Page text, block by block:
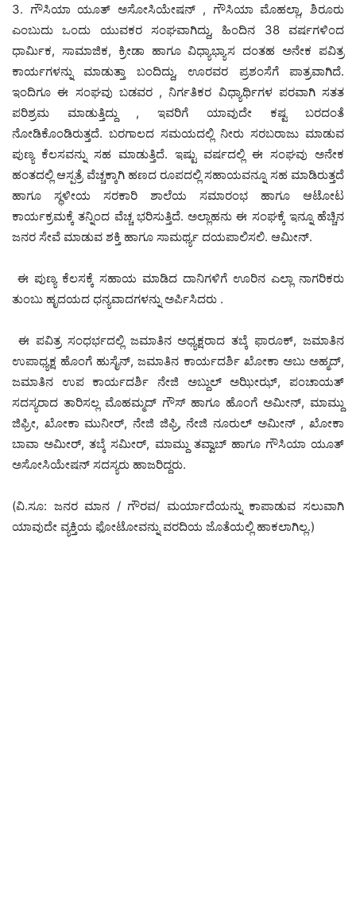
‌3. ಗೌಸಿಯಾ ಯೂತ್ ಅಸೋಸಿಯೇಷನ್ , ಗೌಸಿಯಾ ಮೊಹಲ್ಲಾ, ಶಿರೂರು
ಎಂಬುದು ಒಂದು ಯುವಕರ ಸಂಘವಾಗಿದ್ದು, ಹಿಂದಿನ 38 ವರ್ಷಗಳಿಂದ
ಧಾರ್ಮಿಕ, ಸಾಮಾಜಿಕ, ಕ್ರೀಡಾ ಹಾಗೂ ವಿಧ್ಯಾಭ್ಯಾಸ ದಂತಹ ಅನೇಕ ಪವಿತ್ರ
ಕಾರ್ಯಗಳನ್ನು ಮಾಡುತ್ತಾ ಬಂದಿದ್ದು, ಊರವರ ಪ್ರಶಂಸೆಗೆ ಪಾತ್ರವಾಗಿದೆ.
ಇಂದಿಗೂ ಈ ಸಂಘವು ಬಡವರ , ನಿರ್ಗತಿಕರ ವಿಧ್ಯಾರ್ಥಿಗಳ ಪರವಾಗಿ ಸತತ
ಪರಿಶ್ರಮ ಮಾಡುತ್ತಿದ್ದು , ಇವರಿಗೆ ಯಾವುದೇ ಕಷ್ಟ ಬರದಂತೆ
ನೋಡಿಕೊಂಡಿರುತ್ತದೆ. ಬರಗಾಲದ ಸಮಯದಲ್ಲಿ ನೀರು ಸರಬರಾಜು ಮಾಡುವ
ಪುಣ್ಯ ಕೆಲಸವನ್ನು ಸಹ ಮಾಡುತ್ತಿದೆ. ಇಷ್ಟು ವರ್ಷದಲ್ಲಿ ಈ ಸಂಘವು ಅನೇಕ
ಹಂತದಲ್ಲಿ ಆಸ್ಪತ್ರೆ ವೆಚ್ಚಕ್ಕಾಗಿ ಹಣದ ರೂಪದಲ್ಲಿ ಸಹಾಯವನ್ನೂ ಸಹ ಮಾಡಿರುತ್ತದೆ
ಹಾಗೂ ಸ್ಥಳೀಯ ಸರಕಾರಿ ಶಾಲೆಯ ಸಮಾರಂಭ ಹಾಗೂ ಆಟೋಟ
ಕಾರ್ಯಕ್ರಮಕ್ಕೆ ತನ್ನಿಂದ ವೆಚ್ಚ ಭರಿಸುತ್ತಿದೆ. ಅಲ್ಲಾಹನು ಈ ಸಂಘಕ್ಕೆ ಇನ್ನೂ ಹೆಚ್ಚಿನ
ಜನರ ಸೇವೆ ಮಾಡುವ ಶಕ್ತಿ ಹಾಗೂ ಸಾಮರ್ಥ್ಯ ದಯಪಾಲಿಸಲಿ. ಆಮೀನ್.
ಈ ಪುಣ್ಯ ಕೆಲಸಕ್ಕೆ ಸಹಾಯ ಮಾಡಿದ ದಾನಿಗಳಿಗೆ ಊರಿನ ಎಲ್ಲಾ ನಾಗರಿಕರು
ತುಂಬು ಹೃದಯದ ಧನ್ಯವಾದಗಳನ್ನು ಅರ್ಪಿಸಿದರು .
ಈ ಪವಿತ್ರ ಸಂಧರ್ಭದಲ್ಲಿ ಜಮಾತಿನ ಅಧ್ಯಕ್ಷರಾದ ತಬ್ಕೆ ಫಾರೂಕ್, ಜಮಾತಿನ
ಉಪಾಧ್ಯಕ್ಷ ಹೊಂಗೆ ಹುಸೈನ್, ಜಮಾತಿನ ಕಾರ್ಯದರ್ಶಿ ಖೋಕಾ ಅಬು ಅಹ್ಮದ್,
ಜಮಾತಿನ ಉಪ ಕಾರ್ಯದರ್ಶಿ ನೇಜಿ ಅಬ್ದುಲ್ ಅಝೀಝ್, ಪಂಚಾಯತ್
ಸದಸ್ಯರಾದ ತಾರಿಸಲ್ಲ ಮೊಹಮ್ಮದ್ ಗೌಸ್ ಹಾಗೂ ಹೊಂಗೆ ಅಮೀನ್, ಮಾಮ್ದು
ಜಿಫ್ರೀ, ಖೋಕಾ ಮುನೀರ್, ನೇಜಿ ಜಿಫ್ರಿ, ನೇಜಿ ನೂರುಲ್ ಅಮೀನ್ , ಖೋಕಾ
ಬಾವಾ ಅಮೀರ್, ತಬ್ಕೆ ಸಮೀರ್, ಮಾಮ್ದು ತವ್ವಾಬ್ ಹಾಗೂ ಗೌಸಿಯಾ ಯೂತ್
ಅಸೋಸಿಯೇಷನ್ ಸದಸ್ಯರು ಹಾಜರಿದ್ದರು.
(ವಿ.ಸೂ: ಜನರ ಮಾನ / ಗೌರವ/ ಮರ್ಯಾದೆಯನ್ನು ಕಾಪಾಡುವ ಸಲುವಾಗಿ
ಯಾವುದೇ ವ್ಯಕ್ತಿಯ ಫೋಟೋವನ್ನು ವರದಿಯ ಜೊತೆಯಲ್ಲಿ ಹಾಕಲಾಗಿಲ್ಲ.)